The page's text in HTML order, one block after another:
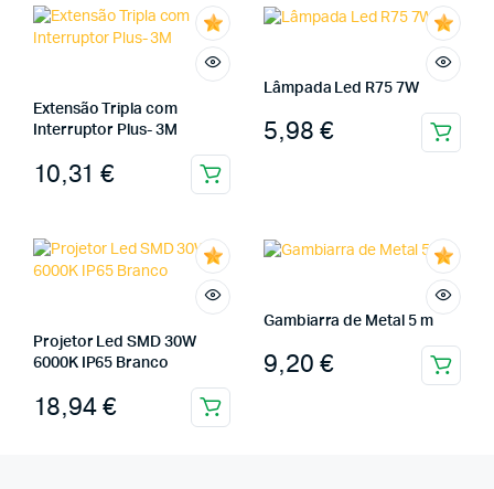
Extensão Tripla com
Interruptor Plus- 3M
10,31 €
Lâmpada Led R75 7W
5,98 €
Projetor Led SMD 30W
6000K IP65 Branco
18,94€
Gambiarra de Metal 5 m
9,20 €